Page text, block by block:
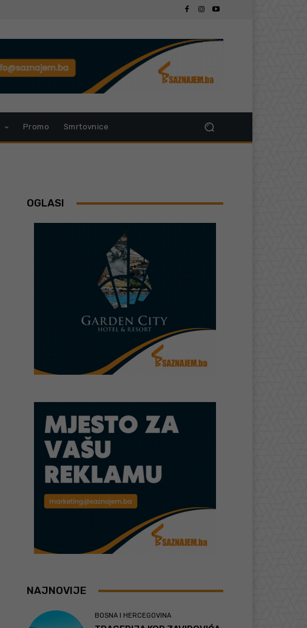
Promo Smrtovnice
OGLASI
NAJNOVIJE
BOSNA I HERCEGOVINA